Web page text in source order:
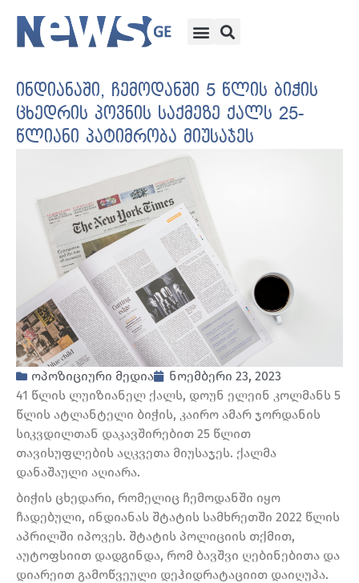
ინდიანაში, ჩემოდანში 5 წლის ბიჭის
ცხედრის პოვნის საქმეზე ქალს 25-
წლიანი პატიმრობა მიუსაჯეს
ოპოზიციური მედია
ნოემბერი 23, 2023
41 წლის ლუიზიანელ ქალს, დოუნ ელეინ კოლმანს 5
წლის ატლანტელი ბიჭის, კაირო ამარ ჯორდანის
სიკვდილთან დაკავშირებით 25 წლით
თავისუფლების აღკვეთა მიუსაჯეს. ქალმა
დანაშაული აღიარა.
ბიჭის ცხედარი, რომელიც ჩემოდანში იყო
ჩადებული, ინდიანას შტატის სამხრეთში 2022 წლის
აპრილში იპოვეს. შტატის პოლიციის თქმით,
აუტოფსიით დადგინდა, რომ ბავშვი ღებინებითა და
დიარეით გამოწვეული დეჰიდრატაციით დაიღუპა.